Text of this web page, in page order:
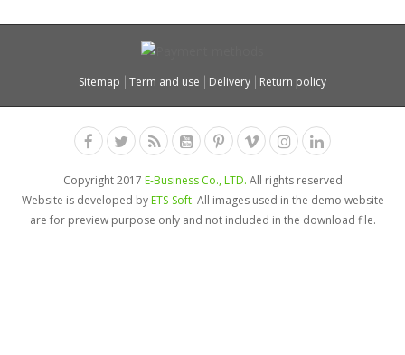
Sitemap Term and use Delivery Return policy
Copyright 2017 E-Business Co., LTD. All rights reserved
Website is developed byETS-Soft. All images used in the demo website
are for preview purpose only and not included in the download file.